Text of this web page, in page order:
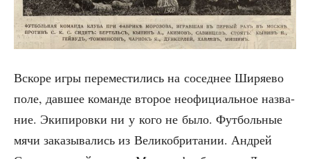
Вско­ре игры пере­ме­сти­лись на сосед­нее Ширя­е­во
поле, дав­шее коман­де вто­рое неофи­ци­аль­ное назва­
ние. Эки­пи­ров­ки ни у кого не было. Фут­боль­ные
мячи зака­зы­ва­лись из Вели­ко­бри­та­нии. Андрей